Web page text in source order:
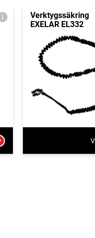
Verktygssäkring
EXELAR EL332